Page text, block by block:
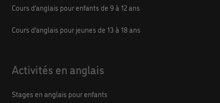
Cours d’anglais pour enfants de 9 à 12 ans
Cours d’anglais pour jeunes de 13 à 18 ans
Activités en anglais
Stages en anglais pour enfants